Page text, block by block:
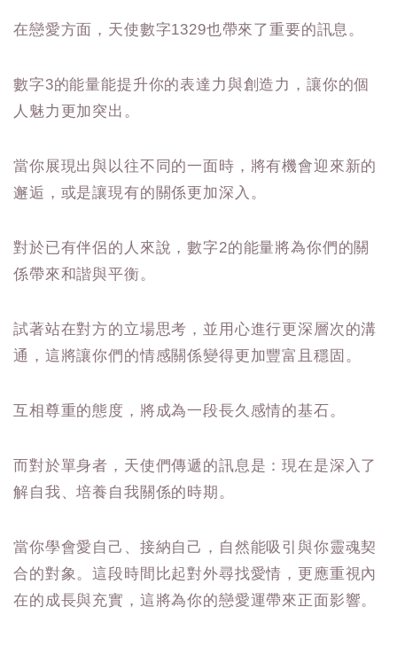
在戀愛方面，天使數字1329也帶來了重要的訊息。
數字3的能量能提升你的表達力與創造力，讓你的個
人魅力更加突出。
當你展現出與以往不同的一面時，將有機會迎來新的
邂逅，或是讓現有的關係更加深入。
對於已有伴侶的人來說，數字2的能量將為你們的關
係帶來和諧與平衡。
試著站在對方的立場思考，並用心進行更深層次的溝
通，這將讓你們的情感關係變得更加豐富且穩固。
互相尊重的態度，將成為一段長久感情的基石。
而對於單身者，天使們傳遞的訊息是：現在是深入了
解自我、培養自我關係的時期。
當你學會愛自己、接納自己，自然能吸引與你靈魂契
合的對象。這段時間比起對外尋找愛情，更應重視內
在的成長與充實，這將為你的戀愛運帶來正面影響。